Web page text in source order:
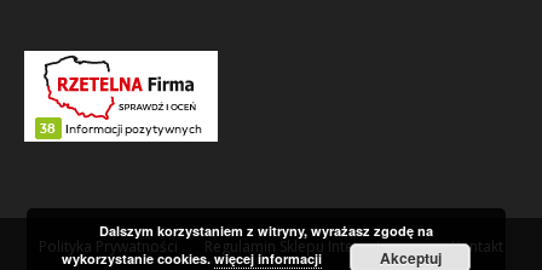
Polityka Prywatności Regulamin Sklepu Internetowego Kontakt
Dalszym korzystaniem z witryny, wyrażasz zgodę na
wykorzystanie cookies.więcej informacji Akceptuj